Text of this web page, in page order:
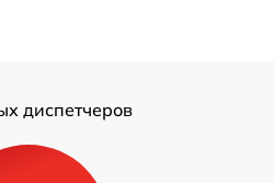
диспетчеров